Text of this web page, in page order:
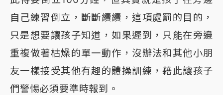
自己練習倒立，斷斷續續，這項處罰的目的，
只是想要讓孩子知道，如果遲到，只能在旁邊
重複做著枯燥的單一動作，沒辦法和其他小朋
友一樣接受其他有趣的體操訓練，藉此讓孩子
們警惕必須要準時報到。